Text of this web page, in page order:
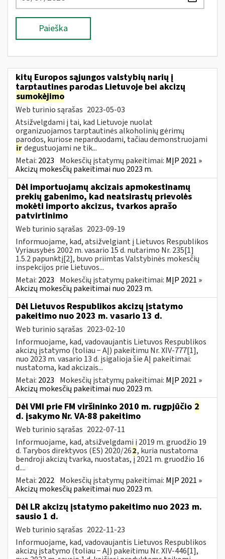
Paieška
kitų Europos sąjungos valstybių narių į
tarptautines parodas Lietuvoje bei akcizų
sumokėjimo
Web turinio sąrašas 2023-05-03
Atsižvelgdami į tai, kad Lietuvoje nuolat
organizuojamos tarptautinės alkoholinių gėrimų
parodos, kuriose neparduodami, tačiau demonstruojami
irdegustuojami ne tik...
Metai: 2023 Mokesčių įstatymų pakeitimai: MĮP 2021 »
Akcizų mokesčių pakeitimai nuo 2023 m.
Dėl importuojamų akcizais apmokestinamų
prekių gabenimo, kad neatsirastų prievolės
mokėti importo akcizus, tvarkos aprašo
patvirtinimo
Web turinio sąrašas 2023-09-19
Informuojame, kad, atsižvelgiant į Lietuvos Respublikos
Vyriausybės 2002 m. vasario 15 d. nutarimo Nr. 235[1]
1.5.2 papunktį[2], buvo priimtas Valstybinės mokesčių
inspekcijos prie Lietuvos...
Metai: 2023 Mokesčių įstatymų pakeitimai: MĮP 2021 »
Akcizų mokesčių pakeitimai nuo 2023 m.
Dėl Lietuvos Respublikos akcizų įstatymo
pakeitimo nuo 2023 m. vasario 13 d.
Web turinio sąrašas 2023-02-10
Informuojame, kad, vadovaujantis Lietuvos Respublikos
akcizų įstatymo (toliau − AĮ) pakeitimu Nr. XIV-777[1],
nuo 2023 m. vasario 13 d. įsigalioja šie AĮ pakeitimai:
nustatoma, kad akcizais...
Metai: 2023 Mokesčių įstatymų pakeitimai: MĮP 2021 »
Akcizų mokesčių pakeitimai nuo 2023 m.
Dėl VMI prie FM viršininko 2010 m. rugpjūčio 2
d. įsakymo Nr. VA-88 pakeitimo
Web turinio sąrašas 2022-07-11
Informuojame, kad, atsižvelgdami į 2019 m. gruodžio 19
d. Tarybos direktyvos (ES) 2020/262, kuria nustatoma
bendroji akcizų tvarka, nuostatas, į 2021 m. gruodžio 16
d....
Metai: 2022 Mokesčių įstatymų pakeitimai: MĮP 2021 »
Akcizų mokesčių pakeitimai nuo 2023 m.
Dėl LR akcizų įstatymo pakeitimo nuo 2023 m.
sausio 1 d.
Web turinio sąrašas 2022-11-23
Informuojame, kad, vadovaujantis Lietuvos Respublikos
akcizų įstatymo (toliau − AĮ) pakeitimu Nr. XIV-446[1],